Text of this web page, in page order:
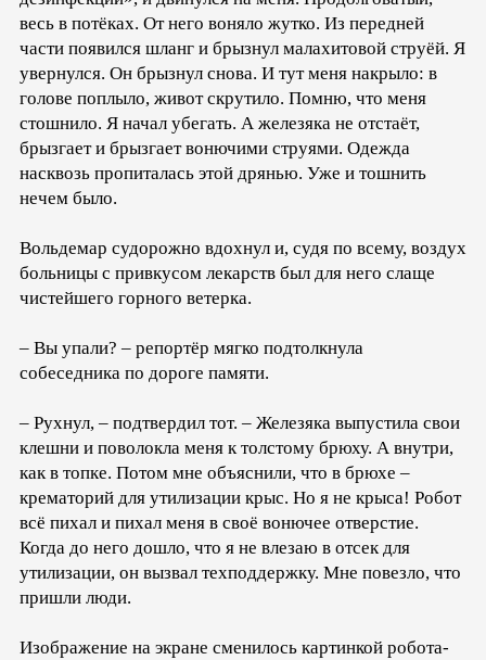
весь в потёках. От него воняло жутко. Из передней
части появился шланг и брызнул малахитовой струёй. Я
увернулся. Он брызнул снова. И тут меня накрыло: в
голове поплыло, живот скрутило. Помню, что меня
стошнило. Я начал убегать. А железяка не отстаёт,
брызгает и брызгает вонючими струями. Одежда
насквозь пропиталась этой дрянью. Уже и тошнить
нечем было.
Вольдемар судорожно вдохнул и, судя по всему, воздух
больницы с привкусом лекарств был для него слаще
чистейшего горного ветерка.
– Вы упали? – репортёр мягко подтолкнула
собеседника по дороге памяти.
– Рухнул, – подтвердил тот. – Железяка выпустила свои
клешни и поволокла меня к толстому брюху. А внутри,
как в топке. Потом мне объяснили, что в брюхе –
крематорий для утилизации крыс. Но я не крыса! Робот
всё пихал и пихал меня в своё вонючее отверстие.
Когда до него дошло, что я не влезаю в отсек для
утилизации, он вызвал техподдержку. Мне повезло, что
пришли люди.
Изображение на экране сменилось картинкой робота-